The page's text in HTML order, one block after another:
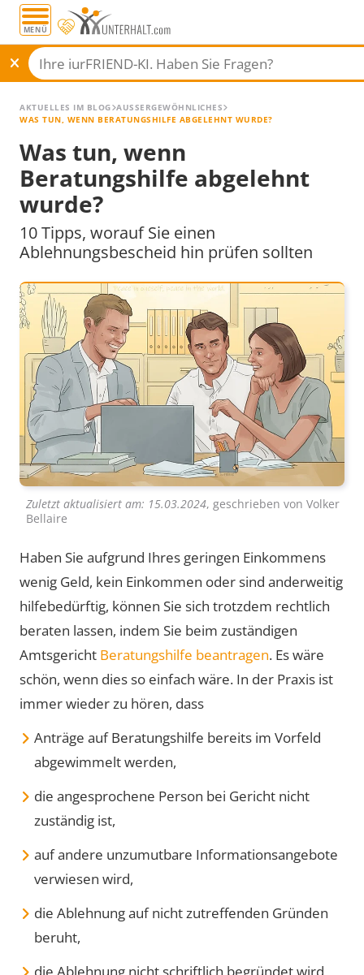
MENÜ
AKTUELLES IM BLOG AUSSERGEWÖHNLICHES
WAS TUN, WENN BERATUNGSHILFE ABGELEHNT WURDE?
Was tun, wenn
Beratungshilfe abgelehnt
wurde?
10 Tipps, worauf Sie einen
Ablehnungsbescheid hin prüfen sollten
Zuletzt aktualisiert am: 15.03.2024, geschrieben von Volker
Bellaire
Haben Sie aufgrund Ihres geringen Einkommens
wenig Geld, kein Einkommen oder sind anderweitig
hilfebedürftig, können Sie sich trotzdem rechtlich
beraten lassen, indem Sie beim zuständigen
Amtsgericht Beratungshilfe beantragen. Es wäre
schön, wenn dies so einfach wäre. In der Praxis ist
immer wieder zu hören, dass
Anträge auf Beratungshilfe bereits im Vorfeld
abgewimmelt werden,
die angesprochene Person bei Gericht nicht
zuständig ist,
auf andere unzumutbare Informationsangebote
verwiesen wird,
die Ablehnung auf nicht zutreffenden Gründen
beruht,